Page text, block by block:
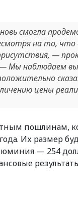
смогла
на то, что
, —
—Мы наблюдаем
цены
пошлинам,
Их размер
— 254